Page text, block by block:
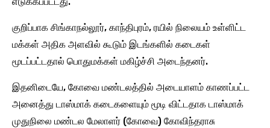
குறிப்பாக சிங்காநல்லூர், காந்திபுரம், ரயில் நிலையம் உள்ளிட்ட
மக்கள் அதிக அளவில் கூடும் இடங்களில் கடைகள்
மூடப்பட்டதால் பொதுமக்கள் மகிழ்ச்சி அடைந்தனர்.
இதனிடையே, கோவை மண்டலத்தில் அடையாளம் காணப்பட்ட
அனைத்து டாஸ்மாக் கடைகளையும் மூடி விட்டதாக டாஸ்மாக்
முதுநிலை மண்டல மேலாளர் (கோவை) கோவிந்தராசு